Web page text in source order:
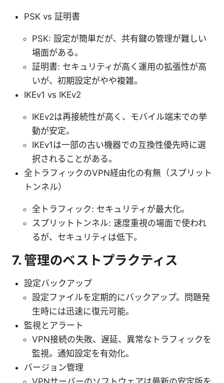
PSK vs 証明書
PSK: 設定が簡単だが、共有鍵の管理が難しい
場面がある。
証明書: セキュリティが高く運用の拡張性が高
いが、初期設定がやや複雑。
IKEv1 vs IKEv2
IKEv2は再接続性が高く、モバイル端末での挙
動が安定。
IKEv1は一部の古い機器での互換性優先時に選
択されることがある。
全トラフィックのVPN経由化の有無（スプリット
トンネル）
全トラフィック: セキュリティが最大化。
スプリットトンネル: 速度重視の場面で使われ
るが、セキュリティは低下。
7. 管理のベストプラクティス
設定バックアップ
設定ファイルを定期的にバックアップ。問題発
生時には迅速に復元可能。
監視とアラート
VPN接続の失敗、遅延、異常なトラフィックを
監視。通知設定を有効化。
バージョン管理